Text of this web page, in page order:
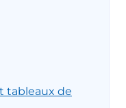
tableaux de